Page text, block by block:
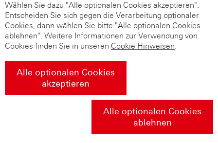
Wählen Sie dazu "Alle optionalen Cookies akzeptieren".
Entscheiden Sie sich gegen die Verarbeitung optionaler
Cookies, dann wählen Sie bitte "Alle optionalen Cookies
ablehnen". Weitere Informationen zur Verwendung von
Cookies finden Sie in unseren Cookie Hinweisen.
Alle optionalen Cookies
akzeptieren
Alle optionalen Cookies
ablehnen